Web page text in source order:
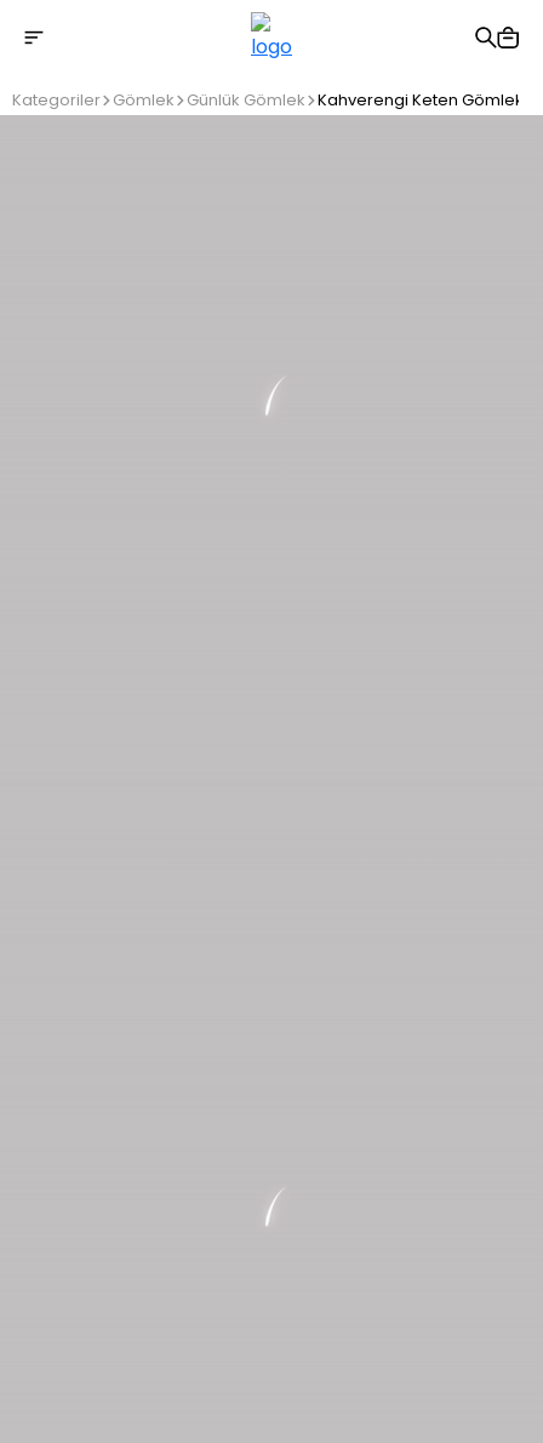
2500 TL üzeri ücretsiz kargo
Kategoriler Gömlek Günlük Gömlek Kahverengi Keten Gömlek